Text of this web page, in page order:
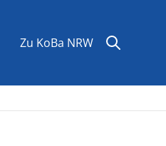
Zu KoBa NRW Suche
Suchen